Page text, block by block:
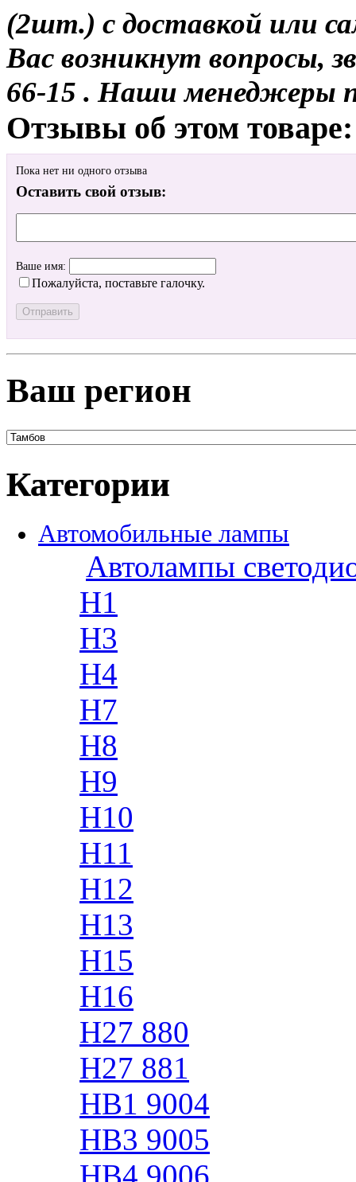
(2шт.) с доставкой или
Вас возникнут вопросы,
66-15 . Наши менеджеры
Отзывы об этом товаре:
Пока нет ни одного отзыва
Оставить свой отзыв:
Ваше имя:
Пожалуйста, поставьте галочку.
Ваш регион
Категории
Автомобильные лампы
Автолампы
H1
H3
H4
H7
H8
H9
H10
H11
H12
H13
H15
H16
H27 880
H27 881
HB1 9004
HB3 9005
HB4 9006